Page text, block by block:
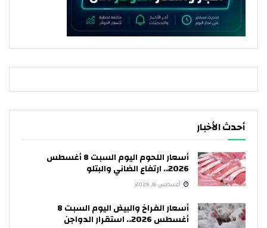
أحدث الأخبار
أسعار اللحوم اليوم السبت 8 أغسطس
2026.. ارتفاع الضاني والبتلو
أغسطس 8, 2026
أسعار الفراخ والبيض اليوم السبت 8
أغسطس 2026.. استقرار الدواجن